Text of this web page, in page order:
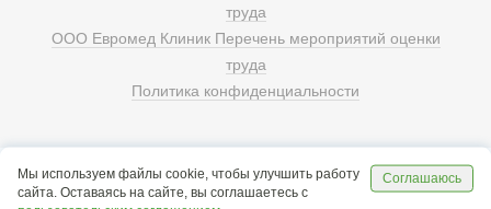
труда
ООО Евромед Клиник Перечень мероприятий оценки
труда
Политика конфиденциальности
Мы используем файлы cookie, чтобы улучшить работу
сайта. Оставаясь на сайте, вы соглашаетесь с
Соглашаюсь